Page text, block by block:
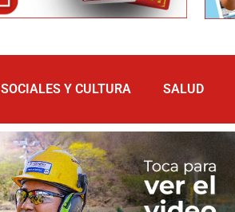
SOCIALES Y CULTURA SALUD